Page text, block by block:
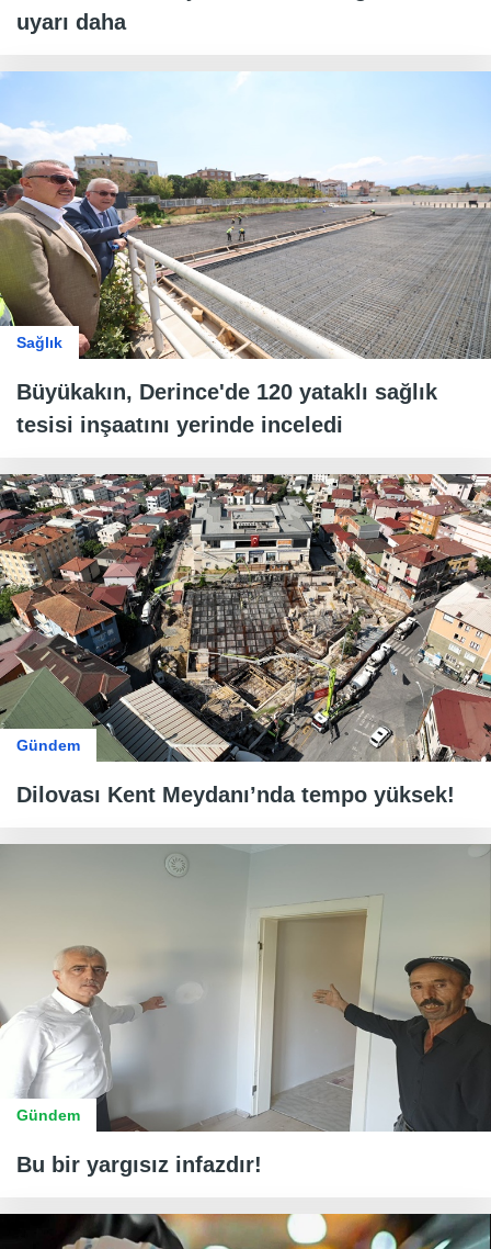
uyarı daha
Sağlık
Büyükakın, Derince'de 120 yataklı sağlık
tesisi inşaatını yerinde inceledi
Gündem
Dilovası Kent Meydanı’nda tempo yüksek!
Gündem
Bu bir yargısız infazdır!